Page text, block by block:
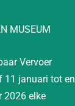
MUSEUM
Vervoer
11 januari tot en
2026 elke